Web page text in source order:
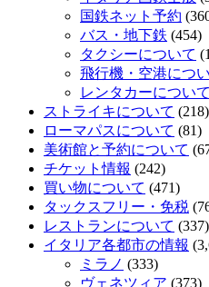
国鉄ネット予約
バス・地下鉄 (454)
タクシーについて
飛行機・空港につ
レンタカーについて
ストライキについて (218)
ローマパスについて (81)
美術館と予約について
チケット情報 (242)
買い物について (471)
タックスフリー・免税
レストランについて (337)
イタリア各都市の情報
ミラノ (333)
ヴェネツィア (373)